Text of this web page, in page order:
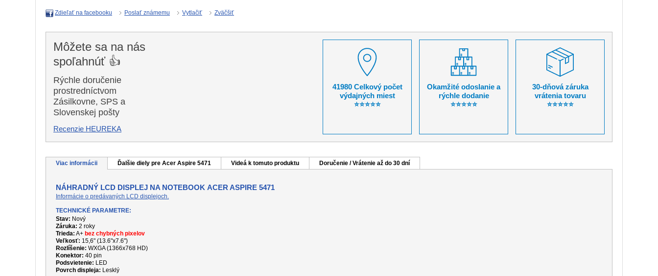
Zdieľať na facebooku Poslať známemu Vytlačiť Zväčšiť
Môžete sa na nás
spoľahnúť 👍
Rýchle doručenie
prostredníctvom
Zásilkovne, SPS a
Slovenskej pošty
Recenzie HEUREKA
41980 Celkový počet
výdajných miest
⭐⭐⭐⭐⭐
Okamžité odoslanie a
rýchle dodanie
⭐⭐⭐⭐⭐
30-dňová záruka
vrátenia tovaru
⭐⭐⭐⭐⭐
Viac informácii Ďalšie diely pre Acer Aspire 5471 Videá k tomuto produktu Doručenie / Vrátenie až do 30 dní
NÁHRADNÝ LCD DISPLEJ NA NOTEBOOK ACER ASPIRE 5471
Informácie o predávaných LCD displejoch.
TECHNICKÉ PARAMETRE:
Stav: Nový
Záruka: 2 roky
Trieda: A+ bez chybných pixelov
Veľkosť: 15,6" (13.6"x7.6")
Rozlíšenie: WXGA (1366x768 HD)
Konektor: 40 pin
Podsvietenie: LED
Povrch displeja: Lesklý